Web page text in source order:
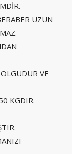
UZUN
VE
KGDIR.